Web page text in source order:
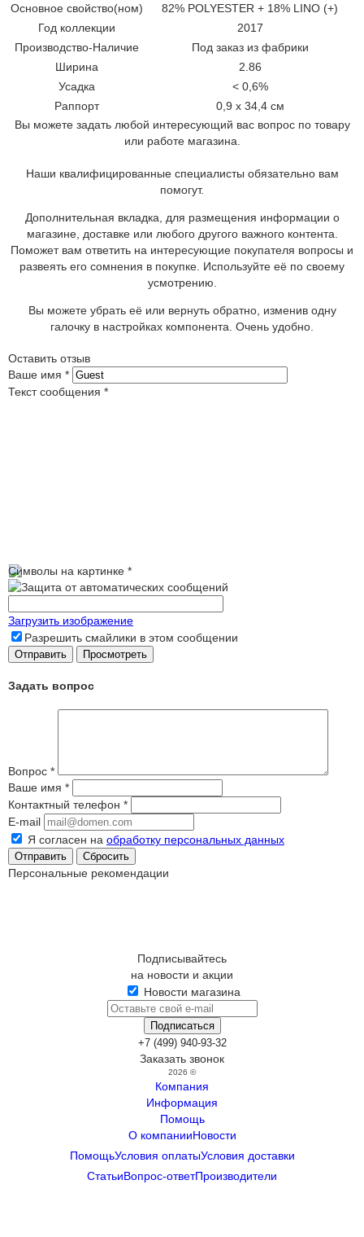
Основное свойство(ном)
82% POLYESTER + 18% LINO (+)
Год коллекции
2017
Производство-Наличие
Под заказ из фабрики
Ширина
2.86
Усадка
< 0,6%
Раппорт
0,9 х 34,4 см
Вы можете задать любой интересующий вас вопрос по товару
или работе магазина.
Наши квалифицированные специалисты обязательно вам
помогут.
Дополнительная вкладка, для размещения информации о
магазине, доставке или любого другого важного контента.
Поможет вам ответить на интересующие покупателя вопросы и
развеять его сомнения в покупке. Используйте её по своему
усмотрению.
Вы можете убрать её или вернуть обратно, изменив одну
галочку в настройках компонента. Очень удобно.
Оставить отзыв
Ваше имя *
Текст сообщения *
Символы на картинке *
Загрузить изображение
Разрешить смайлики в этом сообщении
Задать вопрос
Вопрос *
Ваше имя *
Контактный телефон *
E-mail
Я согласен на обработку персональных данных
Сбросить
Персональные рекомендации
Подписывайтесь
на новости и акции
Новости магазина
+7 (499) 940-93-32
Заказать звонок
2026 ©
Компания
Информация
Помощь
О компанииНовости
ПомощьУсловия оплатыУсловия доставки
СтатьиВопрос-ответПроизводители